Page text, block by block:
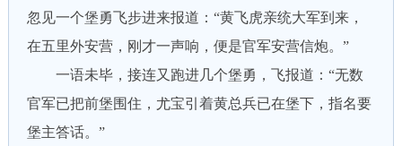
忽见一个堡勇飞步进来报道：“黄飞虎亲统大军到来，
在五里外安营，刚才一声响，便是官军安营信炮。”
一语未毕，接连又跑进几个堡勇，飞报道：“无数
官军已把前堡围住，尤宝引着黄总兵已在堡下，指名要
堡主答话。”